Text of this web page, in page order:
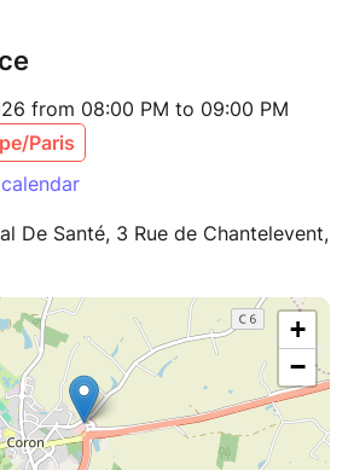
from 08:00 PM to 09:00 PM
Paris
De Santé, 3 Rue de Chantelevent,
+
−